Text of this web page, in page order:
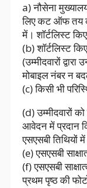
a) नौसेना
लिए कट ऑफ तय
में। शॉर्टलिस्ट
(b) शॉर्टलिस्ट
(उम्मीदवारों
मोबाइल नंबर न
(c) किसी भी
(d) उम्मीदवारों
आवेदन में प्रदान
एसएसबी तिथियों
(e) एसएसबी
(f) एसएसबी
प्रथम पृष्ठ की